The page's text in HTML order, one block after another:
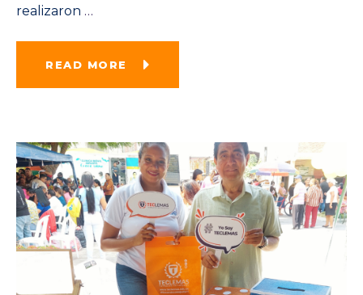
realizaron …
READ MORE